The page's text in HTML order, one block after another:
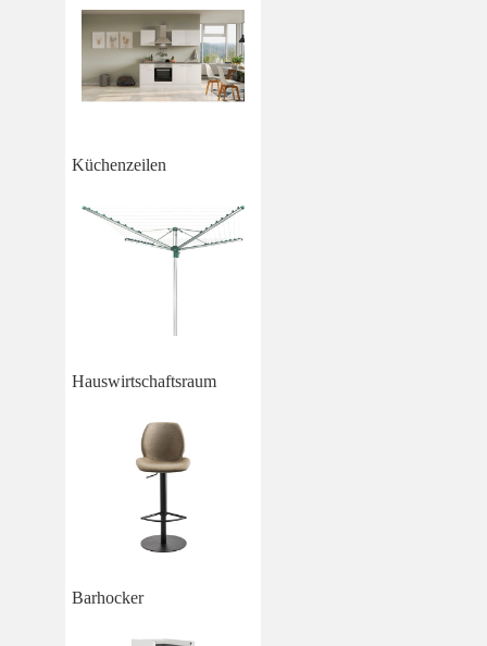
Küchenzeilen
Hauswirtschaftsraum
Barhocker